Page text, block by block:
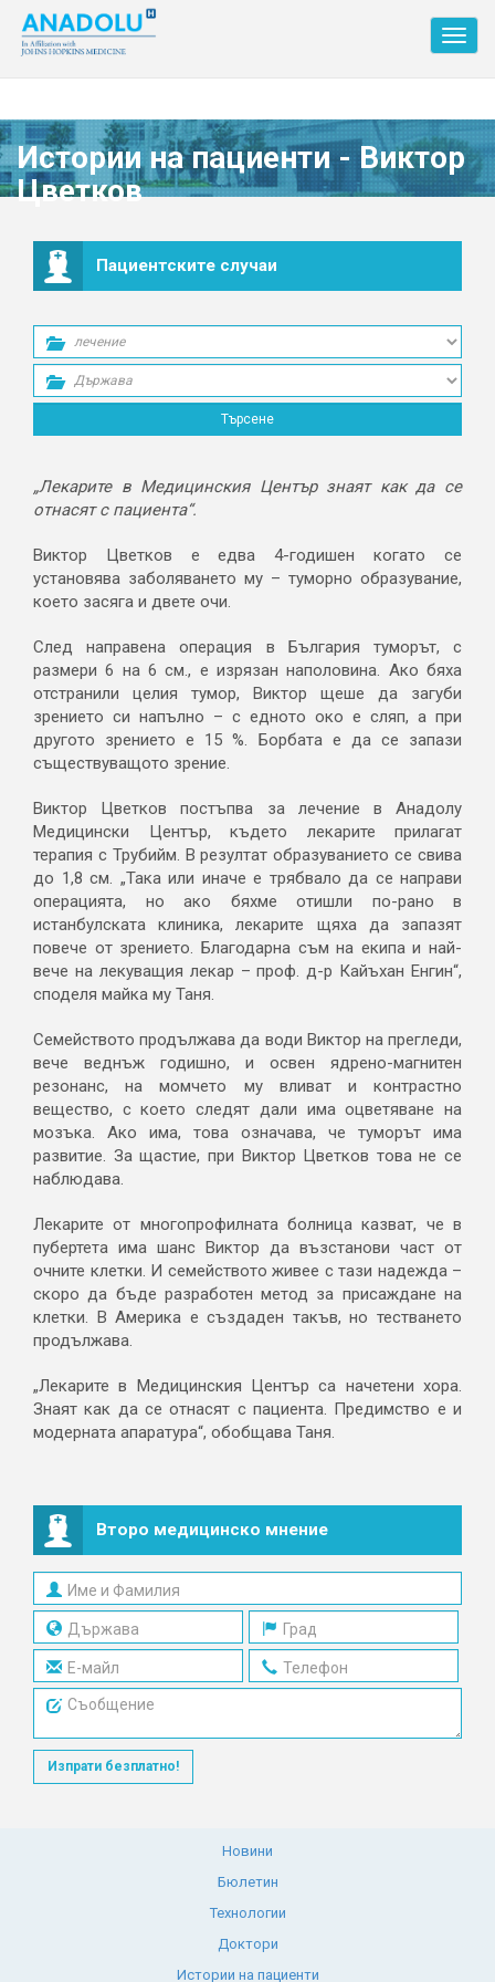
Истории на пациенти - Виктор
Цветков
Пациентските случаи
„Лекарите в Медицинския Център знаят как да се
отнасят с пациента“.
Виктор Цветков е едва 4-годишен когато се
установява заболяването му – туморно образувание,
което засяга и двете очи.
След направена операция в България туморът, с
размери 6 на 6 см., е изрязан наполовина. Ако бяха
отстранили целия тумор, Виктор щеше да загуби
зрението си напълно – с едното око е сляп, а при
другото зрението е 15 %. Борбата е да се запази
съществуващото зрение.
Виктор Цветков постъпва за лечение в Анадолу
Медицински Център, където лекарите прилагат
терапия с Трубийм. В резултат образуванието се свива
до 1,8 см. „Така или иначе е трябвало да се направи
операцията, но ако бяхме отишли по-рано в
истанбулската клиника, лекарите щяха да запазят
повече от зрението. Благодарна съм на екипа и най-
вече на лекуващия лекар – проф. д-р Кайъхан Енгин“,
споделя майка му Таня.
Семейството продължава да води Виктор на прегледи,
вече веднъж годишно, и освен ядрено-магнитен
резонанс, на момчето му вливат и контрастно
вещество, с което следят дали има оцветяване на
мозъка. Ако има, това означава, че туморът има
развитие. За щастие, при Виктор Цветков това не се
наблюдава.
Лекарите от многопрофилната болница казват, че в
пубертета има шанс Виктор да възстанови част от
очните клетки. И семейството живее с тази надежда –
скоро да бъде разработен метод за присаждане на
клетки. В Америка е създаден такъв, но тестването
продължава.
„Лекарите в Медицинския Център са начетени хора.
Знаят как да се отнасят с пациента. Предимство е и
модерната апаратура“, обобщава Таня.
Второ медицинско мнение
Изпрати безплатно!
Новини
Бюлетин
Технологии
Доктори
Истории на пациенти